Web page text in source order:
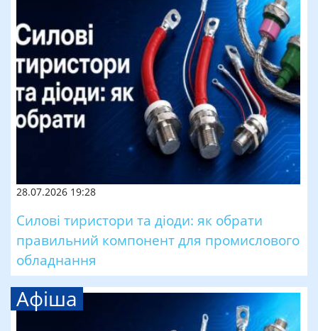
28.07.2026 19:28
Силові тиристори та діоди: як обрати
правильний компонент для промислового
обладнання
Афіша